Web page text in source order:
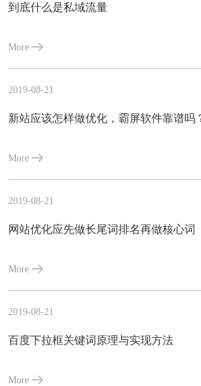
到底什么是私域流量
More
2019-08-21
新站应该怎样做优化，霸屏软件靠谱吗
More
2019-08-21
网站优化应先做长尾词排名再做核心词
More
2019-08-21
百度下拉框关键词原理与实现方法
More